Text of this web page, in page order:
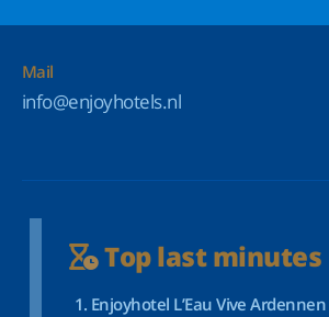
Mail
info@enjoyhotels.nl
Top last minutes
Enjoyhotel L’Eau Vive Ardennen